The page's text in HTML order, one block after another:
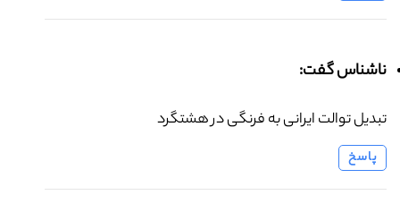
ناشناس گفت:
تبدیل توالت ایرانی به فرنگی در هشتگرد
پاسخ